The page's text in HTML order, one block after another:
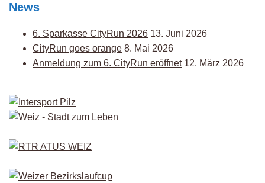
News
6. Sparkasse CityRun 2026 13. Juni 2026
CityRun goes orange 8. Mai 2026
Anmeldung zum 6. CityRun eröffnet 12. März 2026